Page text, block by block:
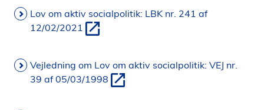
Lov om aktiv socialpolitik: LBK nr. 241 af
12/02/2021
Vejledning om Lov om aktiv socialpolitik: VEJ nr.
39 af 05/03/1998